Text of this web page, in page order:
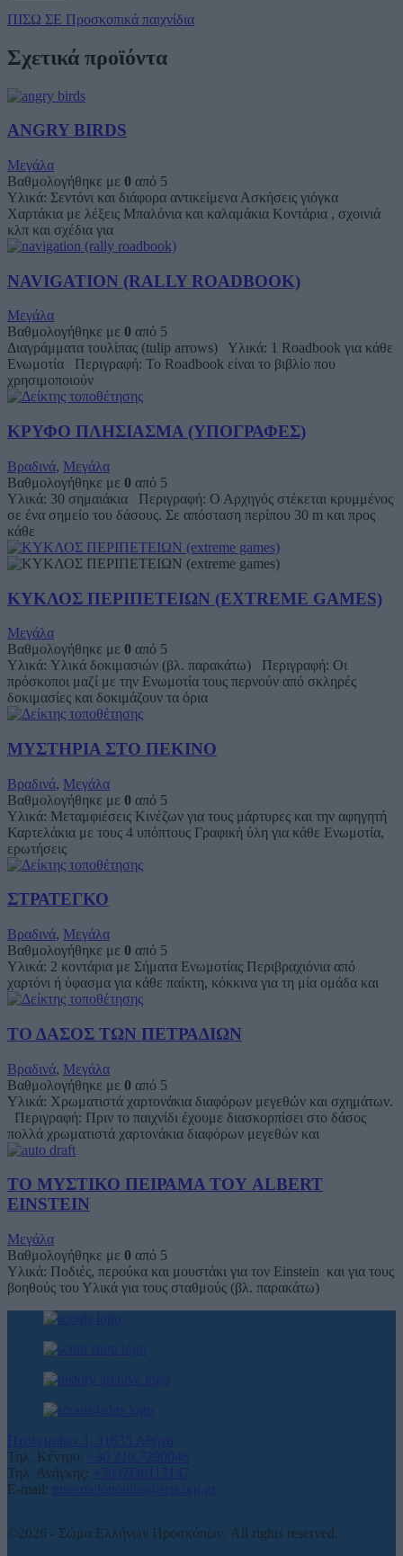
ΠΙΣΩ ΣΕ Προσκοπικά παιχνίδια
Σχετικά προϊόντα
ANGRY BIRDS
Μεγάλα
Βαθμολογήθηκε με 0 από 5
Υλικά: Σεντόνι και διάφορα αντικείμενα Ασκήσεις γιόγκα
Χαρτάκια με λέξεις Μπαλόνια και καλαμάκια Κοντάρια , σχοινιά
κλπ και σχέδια για
NAVIGATION (RALLY ROADBOOK)
Μεγάλα
Βαθμολογήθηκε με 0 από 5
Διαγράμματα τουλίπας (tulip arrows) Υλικά: 1 Roadbook για κάθε
Ενωμοτία Περιγραφή: Το Roadbook είναι το βιβλίο που
χρησιμοποιούν
ΚΡΥΦΟ ΠΛΗΣΙΑΣΜΑ (ΥΠΟΓΡΑΦΕΣ)
Βραδινά, Μεγάλα
Βαθμολογήθηκε με 0 από 5
Υλικά: 30 σημαιάκια Περιγραφή: Ο Αρχηγός στέκεται κρυμμένος
σε ένα σημείο του δάσους. Σε απόσταση περίπου 30 m και προς
κάθε
ΚΥΚΛΟΣ ΠΕΡΙΠΕΤΕΙΩΝ (EXTREME GAMES)
Μεγάλα
Βαθμολογήθηκε με 0 από 5
Υλικά: Υλικά δοκιμασιών (βλ. παρακάτω) Περιγραφή: Οι
πρόσκοποι μαζί με την Ενωμοτία τους περνούν από σκληρές
δοκιμασίες και δοκιμάζουν τα όρια
ΜΥΣΤΗΡΙΑ ΣΤΟ ΠΕΚΙΝΟ
Βραδινά, Μεγάλα
Βαθμολογήθηκε με 0 από 5
Υλικά: Μεταμφιέσεις Κινέζων για τους μάρτυρες και την αφηγητή
Καρτελάκια με τους 4 υπόπτους Γραφική ύλη για κάθε Ενωμοτία,
ερωτήσεις
ΣΤΡΑΤΕΓΚΟ
Βραδινά, Μεγάλα
Βαθμολογήθηκε με 0 από 5
Υλικά: 2 κοντάρια με Σήματα Ενωμοτίας Περιβραχιόνια από
χαρτόνι ή ύφασμα για κάθε παίκτη, κόκκινα για τη μία ομάδα και
ΤΟ ΔΑΣΟΣ ΤΩΝ ΠΕΤΡΑΔΙΩΝ
Βραδινά, Μεγάλα
Βαθμολογήθηκε με 0 από 5
Υλικά: Χρωματιστά χαρτονάκια διαφόρων μεγεθών και σχημάτων.
Περιγραφή: Πριν το παιχνίδι έχουμε διασκορπίσει στο δάσος
πολλά χρωματιστά χαρτονάκια διαφόρων μεγεθών και
ΤΟ ΜΥΣΤΙΚΟ ΠΕΙΡΑΜΑ ΤΟΥ ALBERT
EINSTEIN
Μεγάλα
Βαθμολογήθηκε με 0 από 5
Υλικά: Ποδιές, περούκα και μουστάκι για τον Einstein και για τους
βοηθούς του Υλικά για τους σταθμούς (βλ. παρακάτω)
Πτολεμαίων 1, 11635 Αθήνα
Τηλ. Κέντρο:
+30 210.7290046
Τηλ. Ανάγκης:
+30 6936117147
E-mail:
ntsesmelopoulos@sep.org.gr
©2026 - Σώμα Ελλήνων Προσκόπων. All rights reserved.